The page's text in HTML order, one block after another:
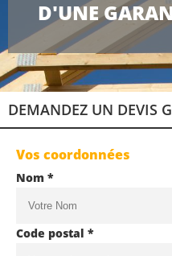
D'UNE
DEMANDEZ UN DEVIS
Vos coordonnées
Nom *
Code postal *